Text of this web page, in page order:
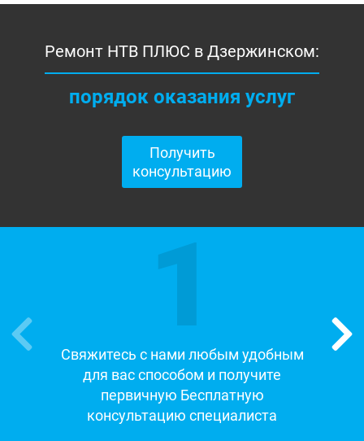
Ремонт НТВ ПЛЮС в Дзержинском:
порядок оказания услуг
Получить
консультацию
1
Свяжитесь с нами любым удобным
для вас способом и получите
первичную Бесплатную
консультацию специалиста